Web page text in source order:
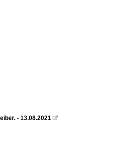
- 13.08.2021 